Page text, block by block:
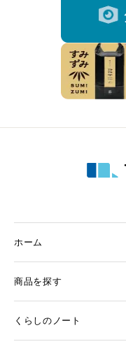
ホーム
商品を探す
くらしのノート